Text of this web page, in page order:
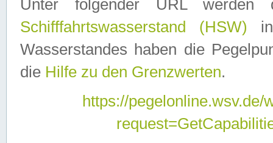
Unter folgender URL
Schifffahrtswasserstand (HSW)
Wasserstandes haben die
die Hilfe zu den Grenzwerten.
https://